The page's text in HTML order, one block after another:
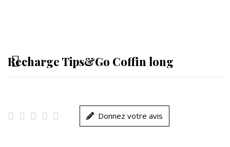
Recharge Tips&Go Coffin long
     Donnez votre avis